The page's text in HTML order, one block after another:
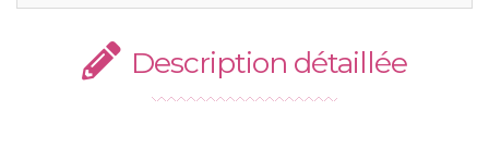
Description détaillée